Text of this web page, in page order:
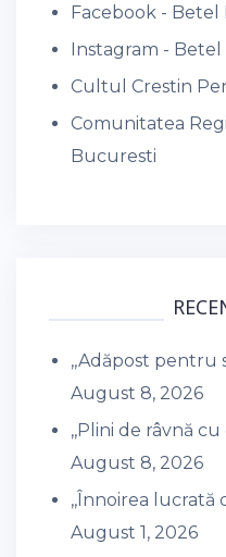
Facebook -
Instagram -
Cultul Crestin
Comunitatea
Bucuresti
,,Adăpost pentru
August 8, 2026
,,Plini de râvnă
August 8, 2026
,,Înnoirea lucrată
August 1, 2026